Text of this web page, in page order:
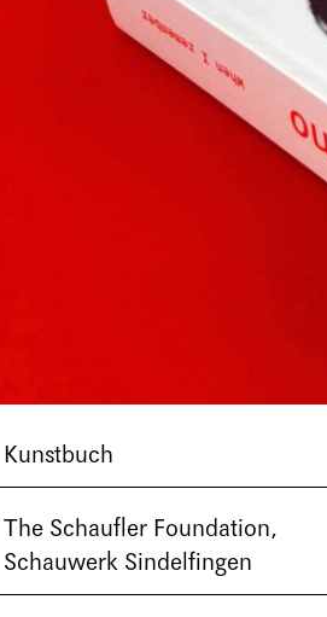
Kunstbuch
The Schaufler Foundation,
Schauwerk Sindelfingen